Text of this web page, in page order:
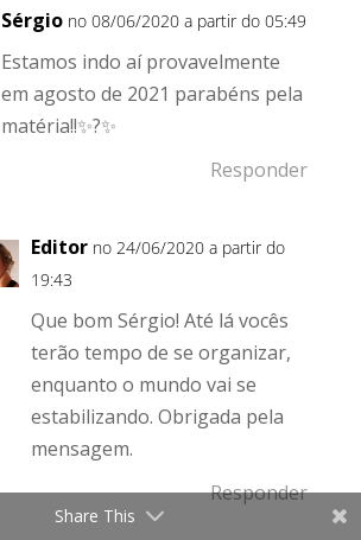
Sérgio no 08/06/2020 a partir do 05:49
Estamos indo aí provavelmente
em agosto de 2021 parabéns pela
matéria!!✨?✨
Responder
Editor no 24/06/2020 a partir do
19:43
Que bom Sérgio! Até lá vocês
terão tempo de se organizar,
enquanto o mundo vai se
estabilizando. Obrigada pela
mensagem.
Responder
Share This